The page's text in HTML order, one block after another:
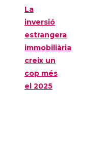
La
inversió
estrangera
immobiliària
creix un
cop més
el 2025